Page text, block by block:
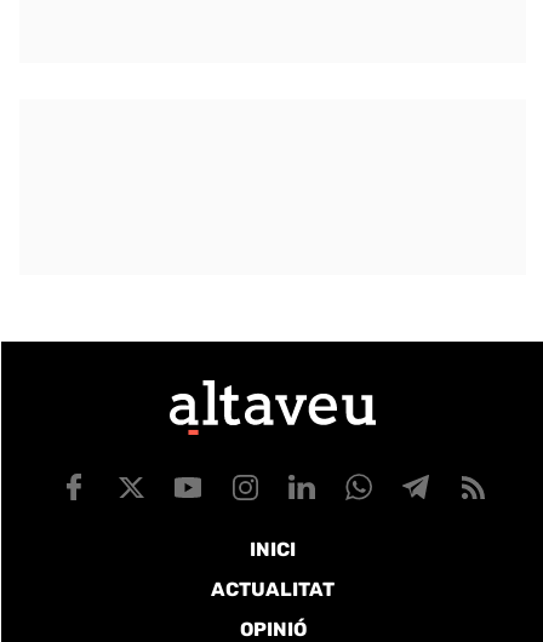
INICI
ACTUALITAT
OPINIÓ